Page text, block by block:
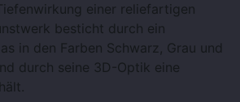
einer reliefartigen
besticht durch ein
in den Farben Schwarz, Grau und
durch seine 3D-Optik eine